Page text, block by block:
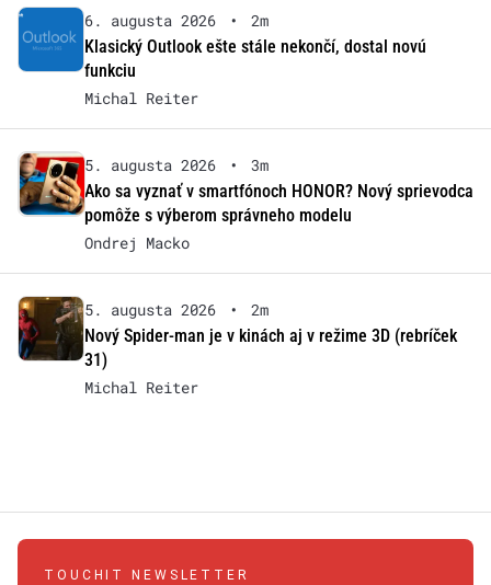
6. augusta 2026 •
2m
Klasický Outlook ešte stále nekončí, dostal novú
funkciu
Michal Reiter
5. augusta 2026 •
3m
Ako sa vyznať v smartfónoch HONOR? Nový sprievodca
pomôže s výberom správneho modelu
Ondrej Macko
5. augusta 2026 •
2m
Nový Spider-man je v kinách aj v režime 3D (rebríček
31)
Michal Reiter
TOUCHIT NEWSLETTER